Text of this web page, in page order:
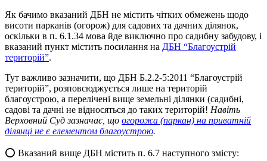
Як бачимо вказаний ДБН не містить чітких обмежень щодо
висоти парканів (огорож) для садових та дачних ділянок,
оскільки в п. 6.1.34 мова йде виключно про садибну забудову, і
вказаний пункт містить посилання на ДБН “Благоустрій
територій”.
Тут важливо зазначити, що ДБН Б.2.2-5:2011 “Благоустрій
територій”, розповсюджується лише на територій
благоустрою, а перелічені вище земельні ділянки (садибні,
садові та дачні не відносяться до таких територій! Навіть
Верховний Суд зазначає, що огорожа (паркан) на приватній
ділянці не є елементом благоустрою.
⭕️ Вказаний вище ДБН містить п. 6.7 наступного змісту: